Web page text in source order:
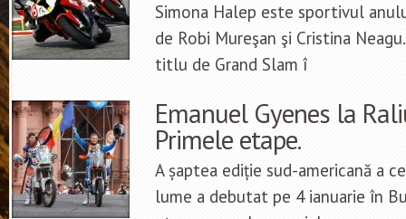
Simona Halep este sportivul
de Robi Mureşan şi Cristina
titlu de Grand Slam î
Emanuel Gyenes la
Primele etape.
A șaptea ediție sud-americană a
lume a debutat pe 4 ianuarie în